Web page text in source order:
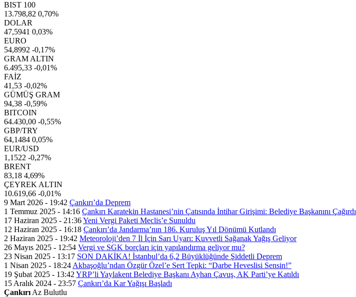
BIST 100
13.798,82 0,70%
DOLAR
47,5941 0,03%
EURO
54,8992 -0,17%
GRAM ALTIN
6.495,33 -0,01%
FAİZ
41,53 -0,02%
GÜMÜŞ GRAM
94,38 -0,59%
BITCOIN
64.430,00 -0,55%
GBP/TRY
64,1484 0,05%
EUR/USD
1,1522 -0,27%
BRENT
83,18 4,69%
ÇEYREK ALTIN
10.619,66 -0,01%
9 Mart 2026 - 19:42 Çankırı’da Deprem
1 Temmuz 2025 - 14:16 Çankırı Karatekin Hastanesi’nin Çatısında İntihar Girişimi: Belediye Başkanını Çağırdı
17 Haziran 2025 - 21:36Yeni Vergi Paketi Meclis’e Sunuldu
12 Haziran 2025 - 16:18 Çankırı’da Jandarma’nın 186. Kuruluş Yıl Dönümü Kutlandı
2 Haziran 2025 - 19:42 Meteoroloji’den 7 İl İçin Sarı Uyarı: Kuvvetli Sağanak Yağış Geliyor
26 Mayıs 2025 - 12:54 Vergi ve SGK borçları için yapılandırma geliyor mu?
23 Nisan 2025 - 13:17 SON DAKİKA! İstanbul’da 6,2 Büyüklüğünde Şiddetli Deprem
1 Nisan 2025 - 18:24 Akbaşoğlu’ndan Özgür Özel’e Sert Tepki: “Darbe Heveslisi Sensin!”
19 Şubat 2025 - 13:42 YRP’li Yaylakent Belediye Başkanı Ayhan Çavuş, AK Parti’ye Katıldı
15 Aralık 2024 - 23:57 Çankırı’da Kar Yağışı Başladı
Çankırı Az Bulutlu